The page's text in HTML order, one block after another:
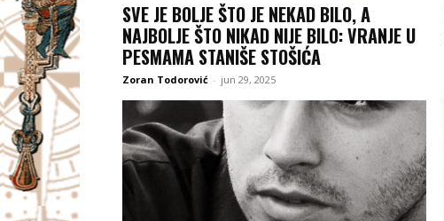
SVE JE BOLJE ŠTO JE NEKAD BILO, A
NAJBOLJE ŠTO NIKAD NIJE BILO: VRANJE U
PESMAMA STANIŠE STOŠIĆA
Zoran Todorović - jun 29, 2025